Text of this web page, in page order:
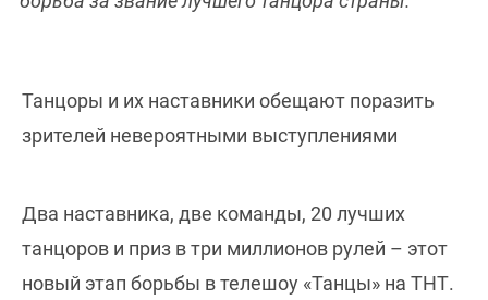
Танцоры и их наставники обещают поразить
зрителей невероятными выступлениями
Два наставника, две команды, 20 лучших
танцоров и приз в три миллионов рулей – этот
новый этап борьбы в телешоу «Танцы» на ТНТ.